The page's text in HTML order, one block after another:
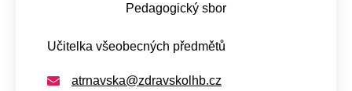
Pedagogický sbor
Učitelka všeobecných předmětů
atrnavska@zdravskolhb.cz